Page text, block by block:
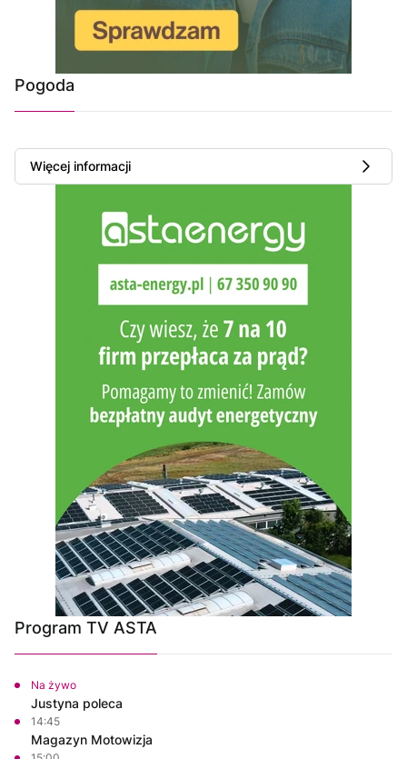
Pogoda
Więcej informacji
Program TV ASTA
Na żywo
Justyna poleca
14:45
Magazyn Motowizja